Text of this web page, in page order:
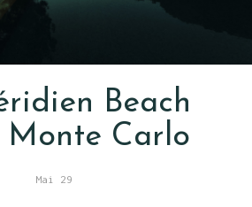
Beach
Monte Carlo
Mai 29